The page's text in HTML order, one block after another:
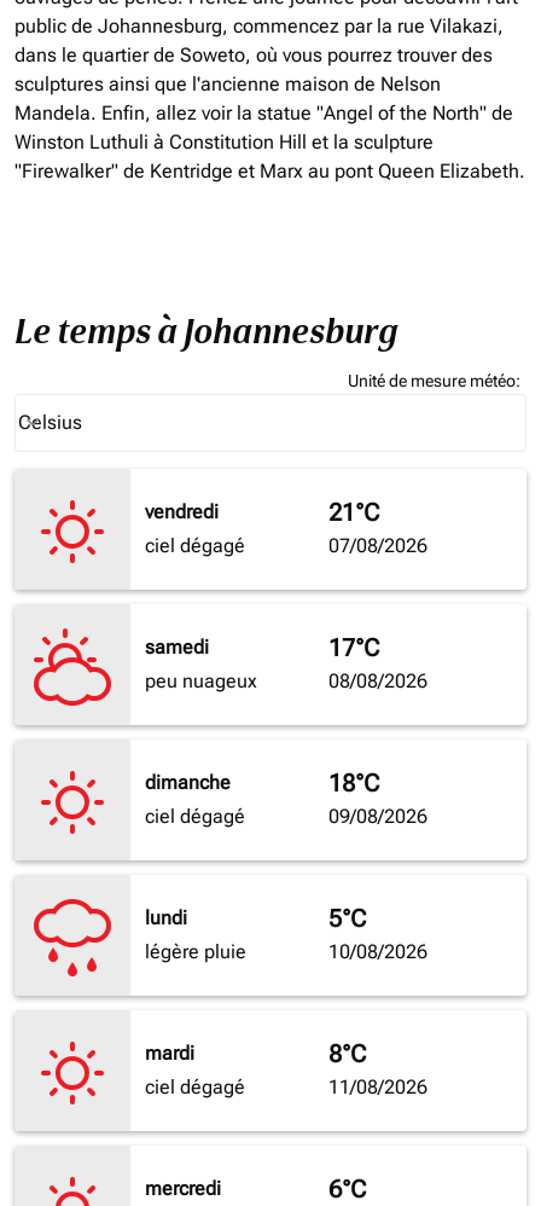
public de Johannesburg, commencez par la rue Vilakazi,
dans le quartier de Soweto, où vous pourrez trouver des
sculptures ainsi que l'ancienne maison de Nelson
Mandela. Enfin, allez voir la statue "Angel of the North" de
Winston Luthuli à Constitution Hill et la sculpture
"Firewalker" de Kentridge et Marx au pont Queen Elizabeth.
Le temps à Johannesburg
Unité de mesure météo:
Celsius
keyboard_arrow_down
vendredi
ciel dégagé
21°C
07/08/2026
samedi
peu nuageux
17°C
08/08/2026
dimanche
ciel dégagé
18°C
09/08/2026
lundi
légère pluie
5°C
10/08/2026
mardi
ciel dégagé
8°C
11/08/2026
mercredi
6°C